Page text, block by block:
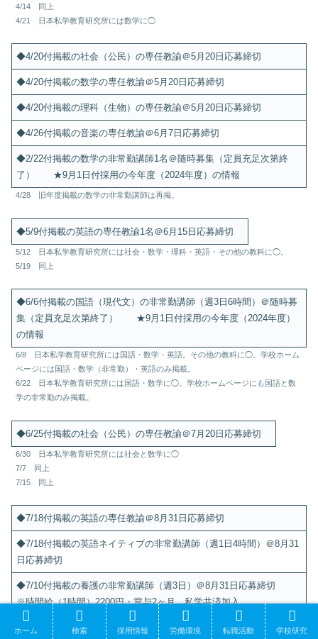
4/14 同上
4/21 日本私学教育研究所には数学に◯
◆4/20付掲載の社会（公民）の専任教諭＠5月20日応募締切
◆4/20付掲載の数学の専任教諭＠5月20日応募締切
◆4/20付掲載の理科（生物）の専任教諭＠5月20日応募締切
◆4/26付掲載の音楽の専任教諭＠6月7日応募締切
◆2/22付掲載の数学の非常勤講師1名＠随時募集（定員充足次第終
了） ★9月1日付採用の今年度（2024年度）の情報
4/28 旧年度掲載の数学の非常勤講師は再掲。
◆5/9付掲載の英語の専任教諭1名＠6月15日応募締切
5/12 日本私学教育研究所には社会・数学・理科・英語・その他の教科に◯。
5/19 同上
◆6/6付掲載の国語（現代文）の非常勤講師（週3日6時間）＠随時募
集（定員充足次第終了） ★9月1日付採用の今年度（2024年度）
の情報
6/8 日本私学教育研究所には国語・数学・英語。その他の教科に◯。学校ホーム
ページには国語・数学（非常勤）・英語のみ掲載。
6/22 日本私学教育研究所には国語・数学に◯。学校ホームページにも国語と数
学の非常勤のみ掲載。
◆6/25付掲載の社会（公民）の専任教諭＠7月20日応募締切
6/30 日本私学教育研究所には社会と数学に◯
7/7 同上
7/15 同上
◆7/18付掲載の英語の専任教諭＠8月31日応募締切
◆7/18付掲載の英語ネイティブの非常勤講師（週1日4時間）＠8月31
日応募締切
◆7/10付掲載の養護の非常勤講師（週3日）＠8月31日応募締切
※時間給（1時間）2200円・賞与2ヶ月。私学共済加入
7/23 日本私学教育研究所には英語とその他に◯
8/1 同上
ホーム 検索 採用情報 労働環境 転職活動 学校研究